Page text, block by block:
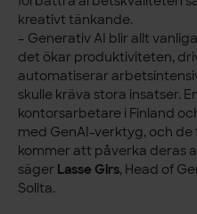
kreativt tänkande.
– Generativ AI blir allt
det ökar produktiviteten,
automatiserar
skulle kräva stora insatser.
kontorsarbetare i Finland
med GenAI-verktyg, och
kommer att påverka deras
säger Lasse Girs, Head of
Solita.